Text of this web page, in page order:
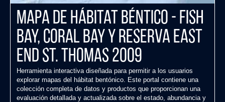
Mapa de Hábitat Béntico - Fish
Bay, Coral Bay y Reserva East
End St. Thomas 2009
Herramienta interactiva diseñada para permitir a los usuarios
explorar mapas del hábitat bentónico. Este portal contiene una
colección completa de datos y productos que proporcionan una
evaluación detallada y actualizada sobre el estado, abundancia y